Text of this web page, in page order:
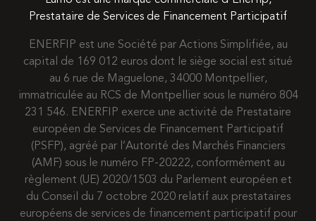
Prestataire de Services de Financement Participatif
ENERFIP est une Société par Actions Simplifiée, au
capital de 169 012 euros dont le siège social est situé
au 6 rue de Maguelone, 34000 Montpellier,
immatriculée au RCS de Montpellier sous le numéro 804
231 546. ENERFIP exerce une activité de Prestataire
européen de Services de Financement Participatif
(PSFP), agréé par l’Autorité des Marchés Financiers
(AMF) sous le numéro FP-20222, conformément au
règlement (UE) 2020/1503 du Parlement européen et
du Conseil du 7 octobre 2020 relatif aux prestataires
européens de services de financement participatif pour